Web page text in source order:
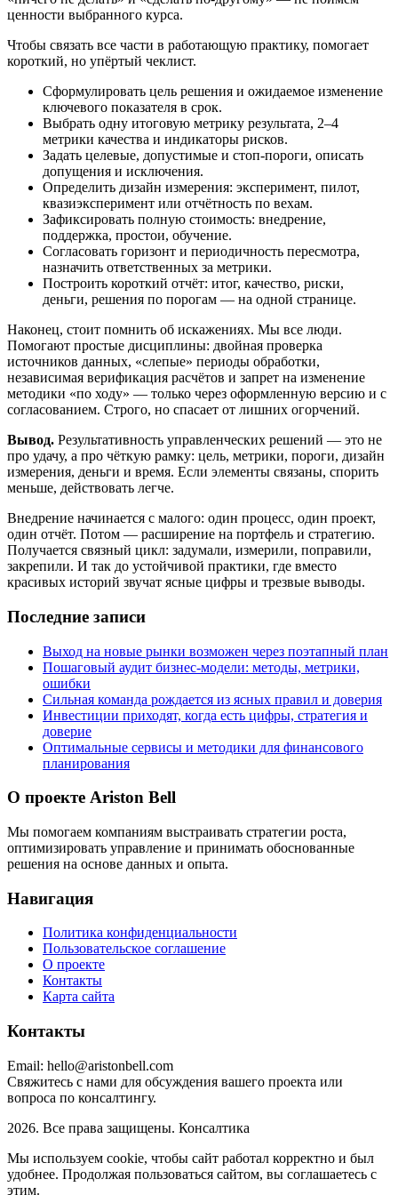
ценности выбранного курса.
Чтобы связать все части в работающую практику, помогает
короткий, но упёртый чеклист.
Сформулировать цель решения и ожидаемое изменение
ключевого показателя в срок.
Выбрать одну итоговую метрику результата, 2–4
метрики качества и индикаторы рисков.
Задать целевые, допустимые и стоп‑пороги, описать
допущения и исключения.
Определить дизайн измерения: эксперимент, пилот,
квазиэксперимент или отчётность по вехам.
Зафиксировать полную стоимость: внедрение,
поддержка, простои, обучение.
Согласовать горизонт и периодичность пересмотра,
назначить ответственных за метрики.
Построить короткий отчёт: итог, качество, риски,
деньги, решения по порогам — на одной странице.
Наконец, стоит помнить об искажениях. Мы все люди.
Помогают простые дисциплины: двойная проверка
источников данных, «слепые» периоды обработки,
независимая верификация расчётов и запрет на изменение
методики «по ходу» — только через оформленную версию и с
согласованием. Строго, но спасает от лишних огорчений.
Вывод. Результативность управленческих решений — это не
про удачу, а про чёткую рамку: цель, метрики, пороги, дизайн
измерения, деньги и время. Если элементы связаны, спорить
меньше, действовать легче.
Внедрение начинается с малого: один процесс, один проект,
один отчёт. Потом — расширение на портфель и стратегию.
Получается связный цикл: задумали, измерили, поправили,
закрепили. И так до устойчивой практики, где вместо
красивых историй звучат ясные цифры и трезвые выводы.
Последние записи
Выход на новые рынки возможен через поэтапный план
Пошаговый аудит бизнес‑модели: методы, метрики,
ошибки
Сильная команда рождается из ясных правил и доверия
Инвестиции приходят, когда есть цифры, стратегия и
доверие
Оптимальные сервисы и методики для финансового
планирования
О проекте Ariston Bell
Мы помогаем компаниям выстраивать стратегии роста,
оптимизировать управление и принимать обоснованные
решения на основе данных и опыта.
Навигация
Политика конфиденциальности
Пользовательское соглашение
О проекте
Контакты
Карта сайта
Контакты
Email: hello@aristonbell.com
Свяжитесь с нами для обсуждения вашего проекта или
вопроса по консалтингу.
2026. Все права защищены. Консалтика
Мы используем cookie, чтобы сайт работал корректно и был
удобнее. Продолжая пользоваться сайтом, вы соглашаетесь с
этим.